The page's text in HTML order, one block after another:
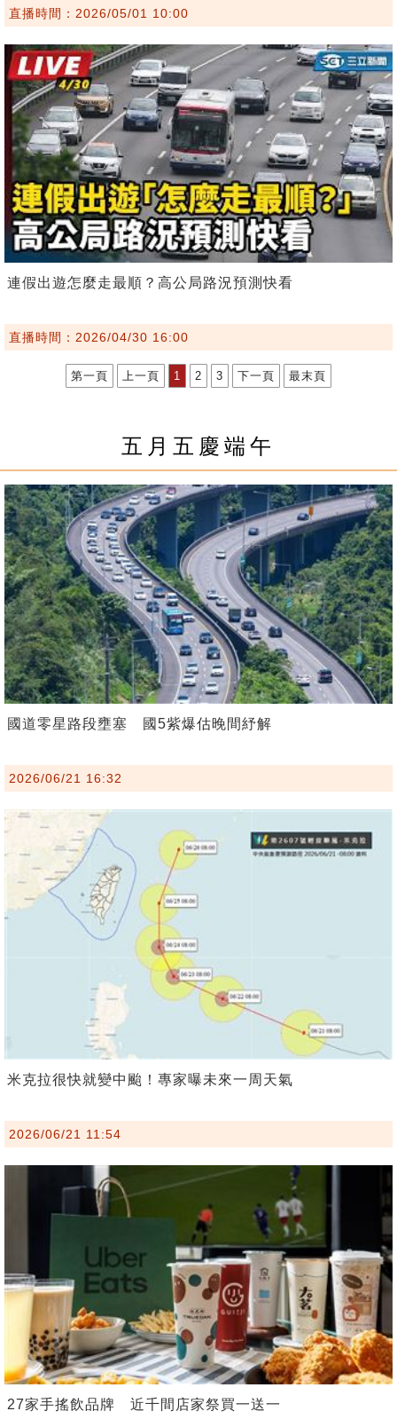
直播時間：2026/05/01 10:00
連假出遊怎麼走最順？高公局路況預測快看
直播時間：2026/04/30 16:00
第一頁 上一頁 1 2 3 下一頁 最末頁
五月五慶端午
國道零星路段壅塞 國5紫爆估晚間紓解
2026/06/21 16:32
米克拉很快就變中颱！專家曝未來一周天氣
2026/06/21 11:54
27家手搖飲品牌 近千間店家祭買一送一